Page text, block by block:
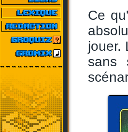
Ce
jouer.
sans